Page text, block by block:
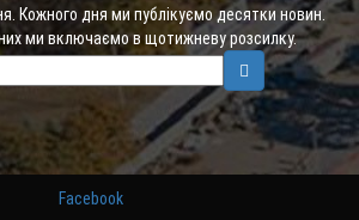
Кожного дня ми публікуємо десятки новин.
ми включаємо в щотижневу розсилку.
Facebook